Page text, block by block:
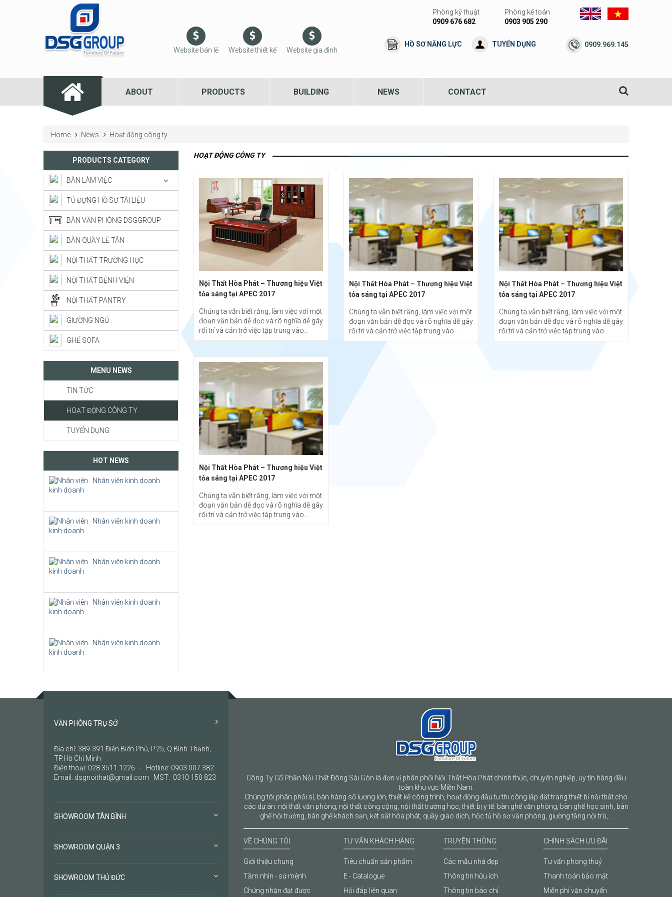
Phòng kỹ thuật
0909 676 682
Phòng kế toán
0903 905 290
0909.969.145
HỒ SƠ NĂNG LỰC TUYỂN DỤNG
Website bán lẻ Website thiết kế Website gia đình
ABOUT PRODUCTS BUILDING NEWS CONTACT
Home News Hoạt động công ty
HOẠT ĐỘNG CÔNG TY
Nội Thất Hòa Phát – Thương hiệu Việt
tỏa sáng tại APEC 2017
Chúng ta vẫn biết rằng, làm việc với một
đoạn văn bản dễ đọc và rõ nghĩa dễ gây
rối trí và cản trở việc tập trung vào...
Nội Thất Hòa Phát – Thương hiệu Việt
tỏa sáng tại APEC 2017
Chúng ta vẫn biết rằng, làm việc với một
đoạn văn bản dễ đọc và rõ nghĩa dễ gây
rối trí và cản trở việc tập trung vào...
Nội Thất Hòa Phát – Thương hiệu Việt
tỏa sáng tại APEC 2017
Chúng ta vẫn biết rằng, làm việc với một
đoạn văn bản dễ đọc và rõ nghĩa dễ gây
rối trí và cản trở việc tập trung vào...
Nội Thất Hòa Phát – Thương hiệu Việt
tỏa sáng tại APEC 2017
Chúng ta vẫn biết rằng, làm việc với một
đoạn văn bản dễ đọc và rõ nghĩa dễ gây
rối trí và cản trở việc tập trung vào...
PRODUCTS CATEGORY
BÀN LÀM VIỆC
TỦ ĐỰNG HỒ SƠ TÀI LIỆU
BÀN VĂN PHÒNG DSGGROUP
BÀN QUẦY LỄ TÂN
NỘI THẤT TRƯỜNG HỌC
NỘI THẤT BỆNH VIỆN
NỘI THẤT PANTRY
GIƯỜNG NGỦ
GHẾ SOFA
MENU NEWS
TIN TỨC
HOẠT ĐỘNG CÔNG TY
TUYỂN DỤNG
HOT NEWS
Nhân viên kinh doanh
Nhân viên kinh doanh
Nhân viên kinh doanh
Nhân viên kinh doanh
Nhân viên kinh doanh
VĂN PHÒNG TRỤ SỞ
Địa chỉ: 389-391 Điện Biên Phủ, P.25, Q.Bình Thạnh,
TP.Hồ Chí Minh
Điện thoại: 028.3511.1226 - Hotline: 0903.007.382
Email: dsgnoithat@gmail.com MST: 0310 150 823
SHOWROOM TÂN BÌNH
SHOWROOM QUẬN 3
SHOWROOM THỦ ĐỨC
Công Ty Cổ Phần Nội Thất Đông Sài Gòn là đơn vị phân phối Nội Thất Hòa Phát chính thức, chuyên nghiệp, uy tín hàng đầu
toàn khu vực Miền Nam.
Chúng tôi phân phối sỉ, bán hàng số lượng lớn, thiết kế công trình, hoạt động đầu tư thi công lắp đặt trang thiết bị nội thất cho
các dự án: nội thất văn phòng, nội thất công cộng, nội thất trường học, thiết bị y tế: bàn ghế văn phòng, bàn ghế học sinh, bàn
ghế hội trường, bàn ghế khách sạn, két sắt hòa phát, quầy giao dịch, hộc tủ hồ sơ văn phòng, giường tầng nội trú,...
VỀ CHÚNG TÔI
Giới thiệu chung
Tầm nhìn - sứ mệnh
Chứng nhận đạt được
TƯ VẤN KHÁCH HÀNG
Tiêu chuẩn sản phẩm
E - Catalogue
Hỏi đáp liên quan
TRUYỀN THÔNG
Các mẫu nhà đẹp
Thông tin hữu ích
Thông tin báo chí
CHÍNH SÁCH ƯU ĐÃI
Tư vấn phong thuỷ
Thanh toán bảo mật
Miễn phí vận chuyển